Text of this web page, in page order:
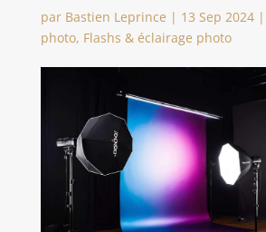
par Bastien Leprince | 13 Sep 2024|
photo, Flashs & éclairage photo